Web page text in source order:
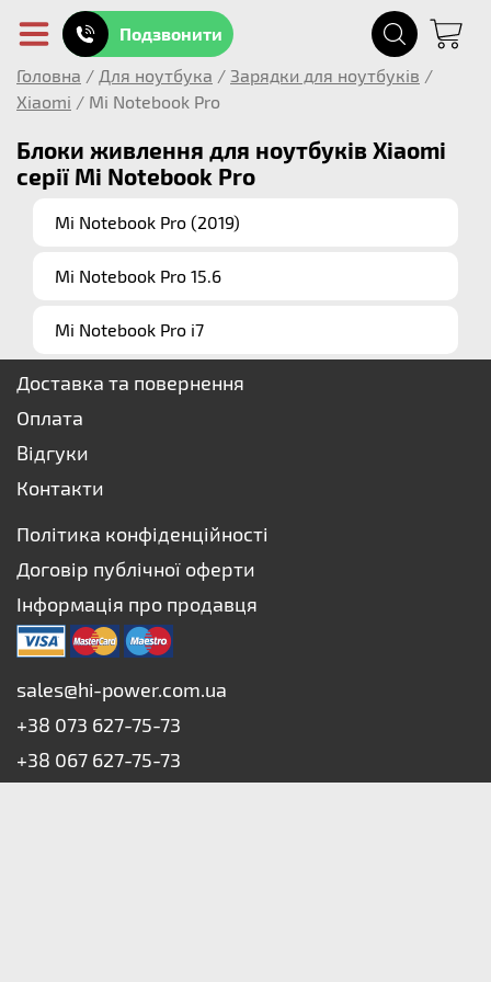
Подзвонити
Головна / Для ноутбука / Зарядки для ноутбуків /
Xiaomi / Mi Notebook Pro
Блоки живлення для ноутбуків Xiaomi
серії Mi Notebook Pro
Mi Notebook Pro (2019)
Mi Notebook Pro 15.6
Mi Notebook Pro i7
Доставка та повернення
Оплата
Відгуки
Контакти
Політика конфіденційності
Договір публічної оферти
Інформація про продавця
sales@hi-power.com.ua
+38 073 627-75-73
+38 067 627-75-73